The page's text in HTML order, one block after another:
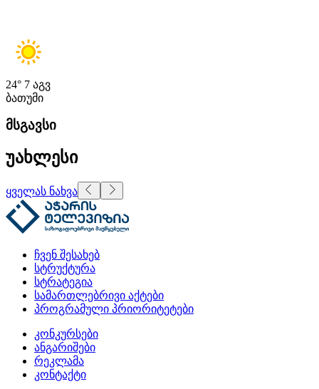
24° 7 აგვ
ბათუმი
მსგავსი
უახლესი
ყველას ნახვა
ჩვენ შესახებ
სტრუქტურა
სტრატეგია
სამართლებრივი აქტები
პროგრამული პრიორიტეტები
კონკურსები
ანგარიშები
რეკლამა
კონტაქტი